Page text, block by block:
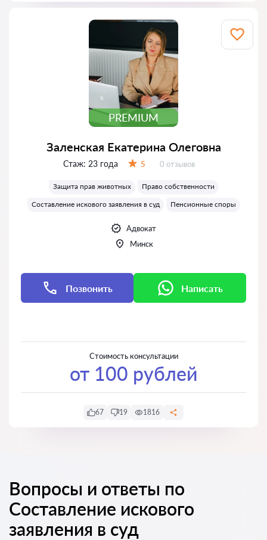
PREMIUM
Заленская Екатерина Олеговна
Стаж: 23 года 5 Отзывов:
0 отзывов
Защита прав животных
Право собственности
Составление искового заявления в суд
Пенсионные споры
Адвокат
Минск
Позвонить Написать
Стоимость консультации
от 100 рублей
67 19 1816
Вопросы и ответы по
Составление искового
заявления в суд